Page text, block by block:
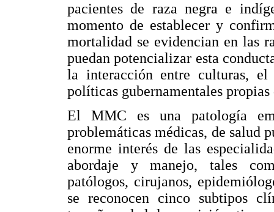
pacientes de raza negra e
momento de establecer y
mortalidad se evidencian en las
puedan potencializar esta
la interacción entre culturas,
políticas gubernamentales
El MMC es una patología
problemáticas médicas, de salud
enorme interés de las
abordaje y manejo, tales
patólogos, cirujanos,
se reconocen cinco subtipos